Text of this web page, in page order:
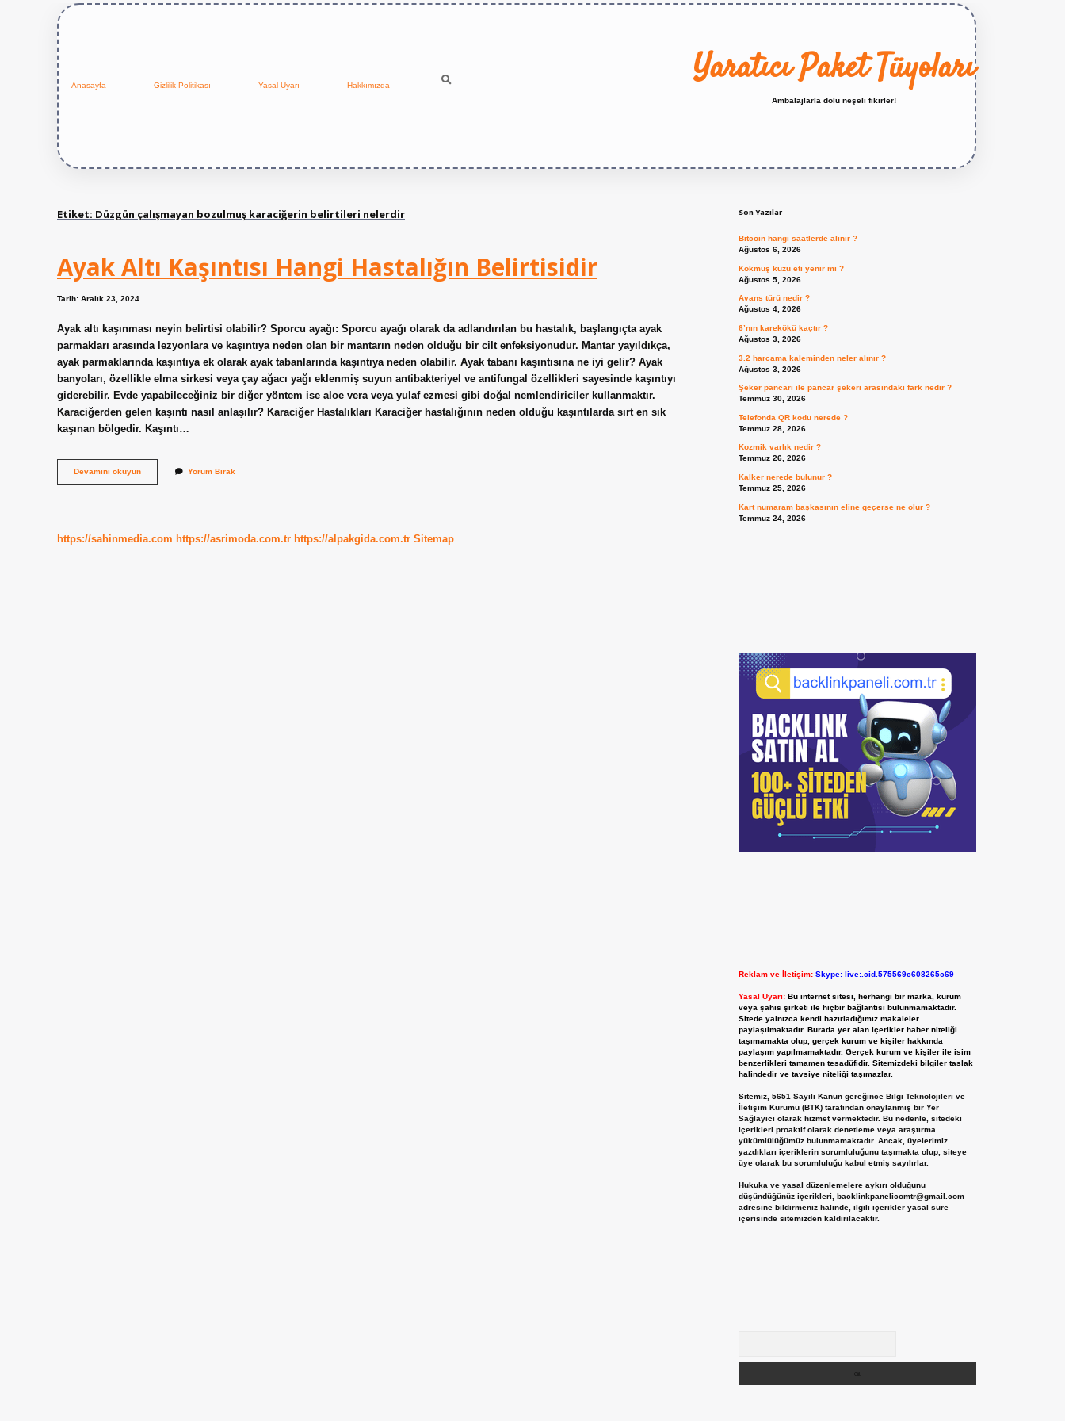
Anasayfa Gizlilik Politikası Yasal Uyarı Hakkımızda Yaratıcı Paket Tüyoları
Ambalajlarla dolu neşeli fikirler!
Etiket: Düzgün çalışmayan bozulmuş karaciğerin belirtileri nelerdir
Ayak Altı Kaşıntısı Hangi Hastalığın Belirtisidir
Tarih: Aralık 23, 2024
Ayak altı kaşınması neyin belirtisi olabilir? Sporcu ayağı: Sporcu ayağı olarak da adlandırılan bu hastalık, başlangıçta ayak
parmakları arasında lezyonlara ve kaşıntıya neden olan bir mantarın neden olduğu bir cilt enfeksiyonudur. Mantar yayıldıkça,
ayak parmaklarında kaşıntıya ek olarak ayak tabanlarında kaşıntıya neden olabilir. Ayak tabanı kaşıntısına ne iyi gelir? Ayak
banyoları, özellikle elma sirkesi veya çay ağacı yağı eklenmiş suyun antibakteriyel ve antifungal özellikleri sayesinde kaşıntıyı
giderebilir. Evde yapabileceğiniz bir diğer yöntem ise aloe vera veya yulaf ezmesi gibi doğal nemlendiriciler kullanmaktır.
Karaciğerden gelen kaşıntı nasıl anlaşılır? Karaciğer Hastalıkları Karaciğer hastalığının neden olduğu kaşıntılarda sırt en sık
kaşınan bölgedir. Kaşıntı…
Devamını okuyunAyak
Altı
Yorum Bırak
https://sahinmedia.com https://asrimoda.com.tr https://alpakgida.com.tr Sitemap
Son Yazılar
Bitcoin hangi saatlerde alınır ?
Ağustos 6, 2026
Kokmuş kuzu eti yenir mi ?
Ağustos 5, 2026
Avans türü nedir ?
Ağustos 4, 2026
6’nın karekökü kaçtır ?
Ağustos 3, 2026
3.2 harcama kaleminden neler alınır ?
Ağustos 3, 2026
Şeker pancarı ile pancar şekeri arasındaki fark nedir ?
Temmuz 30, 2026
Telefonda QR kodu nerede ?
Temmuz 28, 2026
Kozmik varlık nedir ?
Temmuz 26, 2026
Kalker nerede bulunur ?
Temmuz 25, 2026
Kart numaram başkasının eline geçerse ne olur ?
Temmuz 24, 2026
Reklam ve İletişim: Skype: live:.cid.575569c608265c69
Yasal Uyarı: Bu internet sitesi, herhangi bir marka, kurum
veya şahıs şirketi ile hiçbir bağlantısı bulunmamaktadır.
Sitede yalnızca kendi hazırladığımız makaleler
paylaşılmaktadır. Burada yer alan içerikler haber niteliği
taşımamakta olup, gerçek kurum ve kişiler hakkında
paylaşım yapılmamaktadır. Gerçek kurum ve kişiler ile isim
benzerlikleri tamamen tesadüfidir. Sitemizdeki bilgiler taslak
halindedir ve tavsiye niteliği taşımazlar.
Sitemiz, 5651 Sayılı Kanun gereğince Bilgi Teknolojileri ve
İletişim Kurumu (BTK) tarafından onaylanmış bir Yer
Sağlayıcı olarak hizmet vermektedir. Bu nedenle, sitedeki
içerikleri proaktif olarak denetleme veya araştırma
yükümlülüğümüz bulunmamaktadır. Ancak, üyelerimiz
yazdıkları içeriklerin sorumluluğunu taşımakta olup, siteye
üye olarak bu sorumluluğu kabul etmiş sayılırlar.
Hukuka ve yasal düzenlemelere aykırı olduğunu
düşündüğünüz içerikleri, backlinkpanelicomtr@gmail.com
adresine bildirmeniz halinde, ilgili içerikler yasal süre
içerisinde sitemizden kaldırılacaktır.